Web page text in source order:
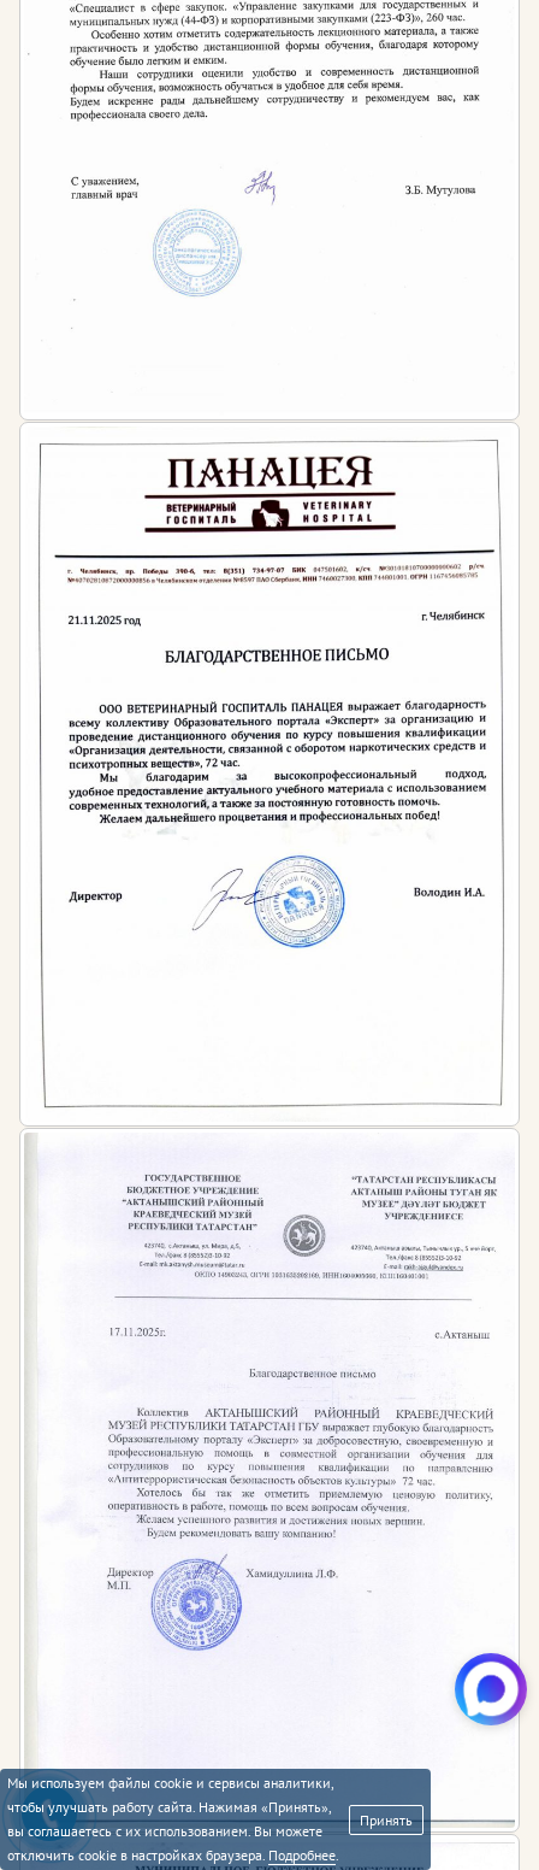
Мы используем файлы cookie и сервисы аналитики,
чтобы улучшать работу сайта. Нажимая «Принять»,
вы соглашаетесь с их использованием. Вы можете
отключить cookie в настройках браузера. Подробнее.
Принять